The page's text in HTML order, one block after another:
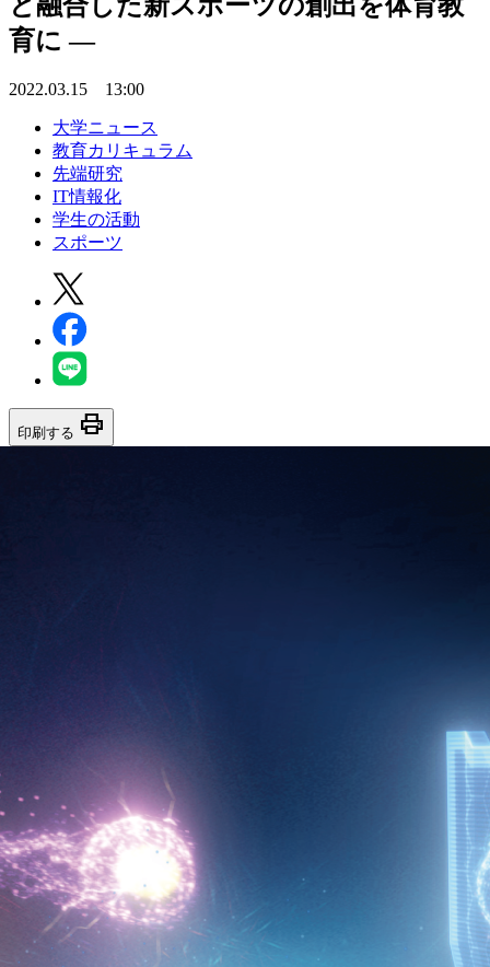
育に —
2022.03.15 13:00
大学ニュース
教育カリキュラム
先端研究
IT情報化
学生の活動
スポーツ
印刷する print